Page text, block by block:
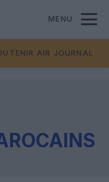
MENU
AIR JOURNAL